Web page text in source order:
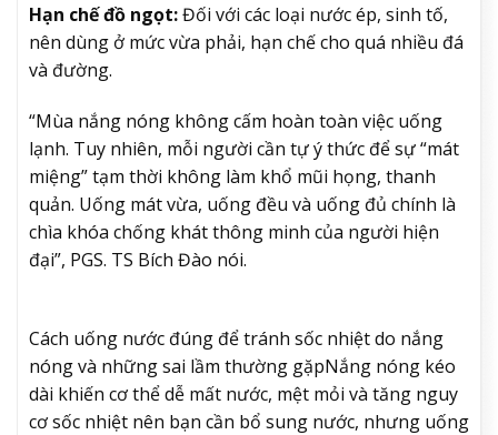
Hạn chế đồ ngọt:Đối với các loại nước ép, sinh tố,
nên dùng ở mức vừa phải, hạn chế cho quá nhiều đá
và đường.
“Mùa nắng nóng không cấm hoàn toàn việc uống
lạnh. Tuy nhiên, mỗi người cần tự ý thức để sự “mát
miệng” tạm thời không làm khổ mũi họng, thanh
quản. Uống mát vừa, uống đều và uống đủ chính là
chìa khóa chống khát thông minh của người hiện
đại”, PGS. TS Bích Đào nói.
Cách uống nước đúng để tránh sốc nhiệt do nắng
nóng và những sai lầm thường gặpNắng nóng kéo
dài khiến cơ thể dễ mất nước, mệt mỏi và tăng nguy
cơ sốc nhiệt nên bạn cần bổ sung nước, nhưng uống